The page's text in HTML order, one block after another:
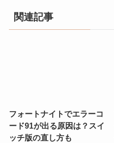
関連記事
フォートナイトでエラーコ
ード91が出る原因は？スイ
ッチ版の直し方も